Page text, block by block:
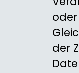
der